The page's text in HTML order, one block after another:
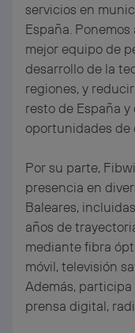
servicios en
España.
mejor equipo de
desarrollo de la
regiones, y
resto de España
oportunidades de
Por su parte,
presencia en
Baleares,
años de
mediante fibra
móvil, televisión
Además,
prensa digital,